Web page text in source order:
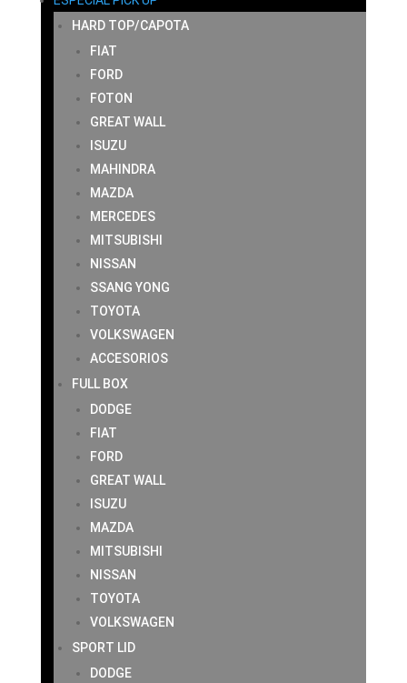
HARD TOP/CAPOTA
FIAT
FORD
FOTON
GREAT WALL
ISUZU
MAHINDRA
MAZDA
MERCEDES
MITSUBISHI
NISSAN
SSANG YONG
TOYOTA
VOLKSWAGEN
ACCESORIOS
FULL BOX
DODGE
FIAT
FORD
GREAT WALL
ISUZU
MAZDA
MITSUBISHI
NISSAN
TOYOTA
VOLKSWAGEN
SPORT LID
DODGE